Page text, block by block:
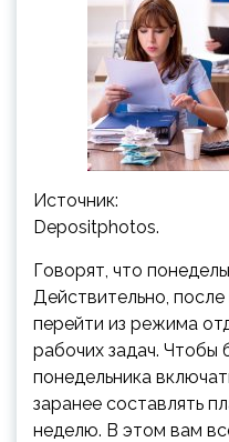
Источник:
Depositphotos.
Говорят, что
Действительно,
перейти из режима
рабочих задач. Чтобы
понедельника
заранее составлять
неделю. В этом вам